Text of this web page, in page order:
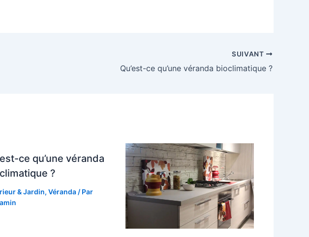
SUIVANT
Qu’est-ce qu’une véranda bioclimatique ?
ce qu’une véranda
?
& Jardin, Véranda/ Par